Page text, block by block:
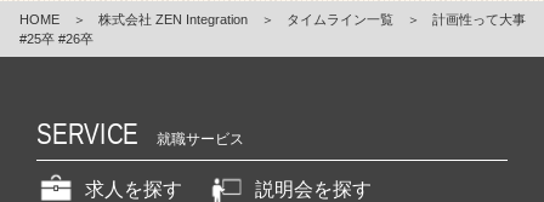
HOME ＞ 株式会社 ZEN Integration ＞ タイムライン一覧 ＞
計画性って大事
#25卒 #26卒
SERVICE 就職サービス
求人を探す
説明会を探す